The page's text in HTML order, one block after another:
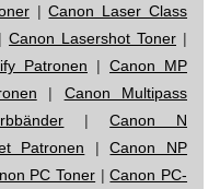
|Canon Laser Class
| Canon Lasershot Toner |
Patronen | Canon MP
| Canon Multipass
|Canon N
Patronen |Canon NP
PC Toner |Canon PC-